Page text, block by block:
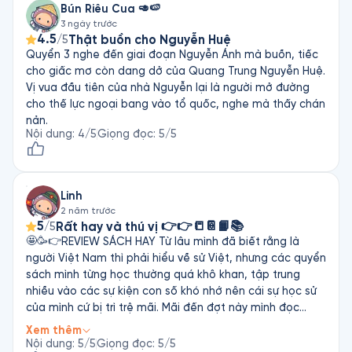
Bún Riêu Cua 🥑🍉
3 ngày trước
4.5/5Thật buồn cho Nguyễn Huệ
Quyển 3 nghe đến giai đoạn Nguyễn Ánh mà buồn, tiếc
cho giấc mơ còn dang dở của Quang Trung Nguyễn Huệ.
Vị vua đầu tiên của nhà Nguyễn lại là người mở đường
cho thế lực ngoại bang vào tổ quốc, nghe mà thấy chán
nản.
Nội dung: 4/5Giọng đọc: 5/5
Linh
2 năm trước
5/5 Rất hay và thú vị 👉👉📒📔📙📚
🤩🥳👉REVIEW SÁCH HAY Từ lâu mình đã biết rằng là
người Việt Nam thì phải hiểu về sử Việt, nhưng các quyển
sách mình từng học thường quá khô khan, tập trung
nhiều vào các sự kiện con số khó nhớ nên cái sự học sử
của mình cứ bị trì trệ mãi. Mãi đến đợt này mình đọc
được bộ sử có tên “Sử ta chuyện xưa kể lại” , quyển sách
này thông qua các câu chuyện thú vị về những nhân vật
Xem thêm
Nội dung: 5/5Giọng đọc: 5/5